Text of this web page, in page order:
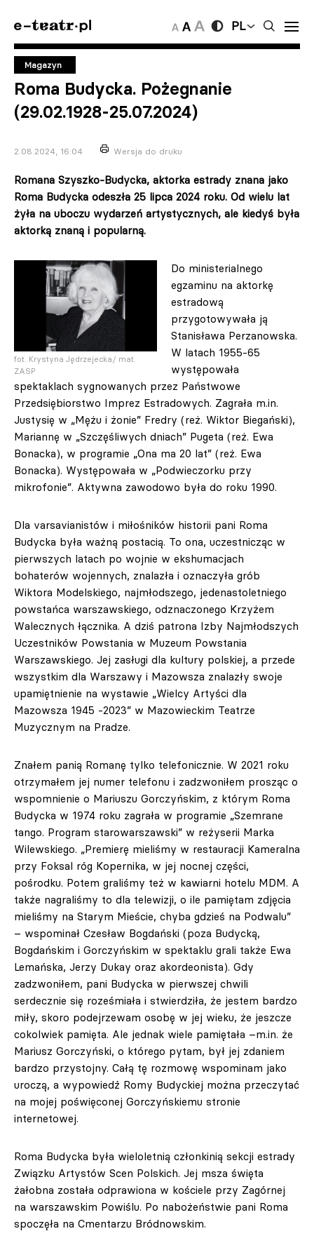
PL
Magazyn
Roma Budycka. Pożegnanie
(29.02.1928-25.07.2024)
2.08.2024, 16:04 Wersja do druku
Romana Szyszko-Budycka, aktorka estrady znana jako
Roma Budycka odeszła 25 lipca 2024 roku. Od wielu lat
żyła na uboczu wydarzeń artystycznych, ale kiedyś była
aktorką znaną i popularną.
fot. Krystyna Jędrzejecka/ mat.
ZASP
Do ministerialnego
egzaminu na aktorkę
estradową
przygotowywała ją
Stanisława Perzanowska.
W latach 1955-65
występowała
spektaklach sygnowanych przez Państwowe
Przedsiębiorstwo Imprez Estradowych. Zagrała m.in.
Justysię w „Mężu i żonie” Fredry (reż. Wiktor Biegański),
Mariannę w „Szczęśliwych dniach” Pugeta (reż. Ewa
Bonacka), w programie „Ona ma 20 lat” (reż. Ewa
Bonacka). Występowała w „Podwieczorku przy
mikrofonie”. Aktywna zawodowo była do roku 1990.
Dla varsavianistów i miłośników historii pani Roma
Budycka była ważną postacią. To ona, uczestnicząc w
pierwszych latach po wojnie w ekshumacjach
bohaterów wojennych, znalazła i oznaczyła grób
Wiktora Modelskiego, najmłodszego, jedenastoletniego
powstańca warszawskiego, odznaczonego Krzyżem
Walecznych łącznika. A dziś patrona Izby Najmłodszych
Uczestników Powstania w Muzeum Powstania
Warszawskiego. Jej zasługi dla kultury polskiej, a przede
wszystkim dla Warszawy i Mazowsza znalazły swoje
upamiętnienie na wystawie „Wielcy Artyści dla
Mazowsza 1945 -2023” w Mazowieckim Teatrze
Muzycznym na Pradze.
Znałem panią Romanę tylko telefonicznie. W 2021 roku
otrzymałem jej numer telefonu i zadzwoniłem prosząc o
wspomnienie o Mariuszu Gorczyńskim, z którym Roma
Budycka w 1974 roku zagrała w programie „Szemrane
tango. Program starowarszawski” w reżyserii Marka
Wilewskiego. „Premierę mieliśmy w restauracji Kameralna
przy Foksal róg Kopernika, w jej nocnej części,
pośrodku. Potem graliśmy też w kawiarni hotelu MDM. A
także nagraliśmy to dla telewizji, o ile pamiętam zdjęcia
mieliśmy na Starym Mieście, chyba gdzieś na Podwalu”
– wspominał Czesław Bogdański (poza Budycką,
Bogdańskim i Gorczyńskim w spektaklu grali także Ewa
Lemańska, Jerzy Dukay oraz akordeonista). Gdy
zadzwoniłem, pani Budycka w pierwszej chwili
serdecznie się roześmiała i stwierdziła, że jestem bardzo
miły, skoro podejrzewam osobę w jej wieku, że jeszcze
cokolwiek pamięta. Ale jednak wiele pamiętała –m.in. że
Mariusz Gorczyński, o którego pytam, był jej zdaniem
bardzo przystojny. Całą tę rozmowę wspominam jako
uroczą, a wypowiedź Romy Budyckiej można przeczytać
na mojej poświęconej Gorczyńskiemu stronie
internetowej.
Roma Budycka była wieloletnią członkinią sekcji estrady
Związku Artystów Scen Polskich. Jej msza święta
żałobna została odprawiona w kościele przy Zagórnej
na warszawskim Powiślu. Po nabożeństwie pani Roma
spoczęła na Cmentarzu Bródnowskim.